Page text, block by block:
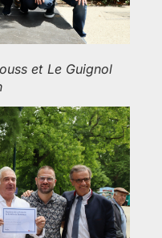
et Le Guignol